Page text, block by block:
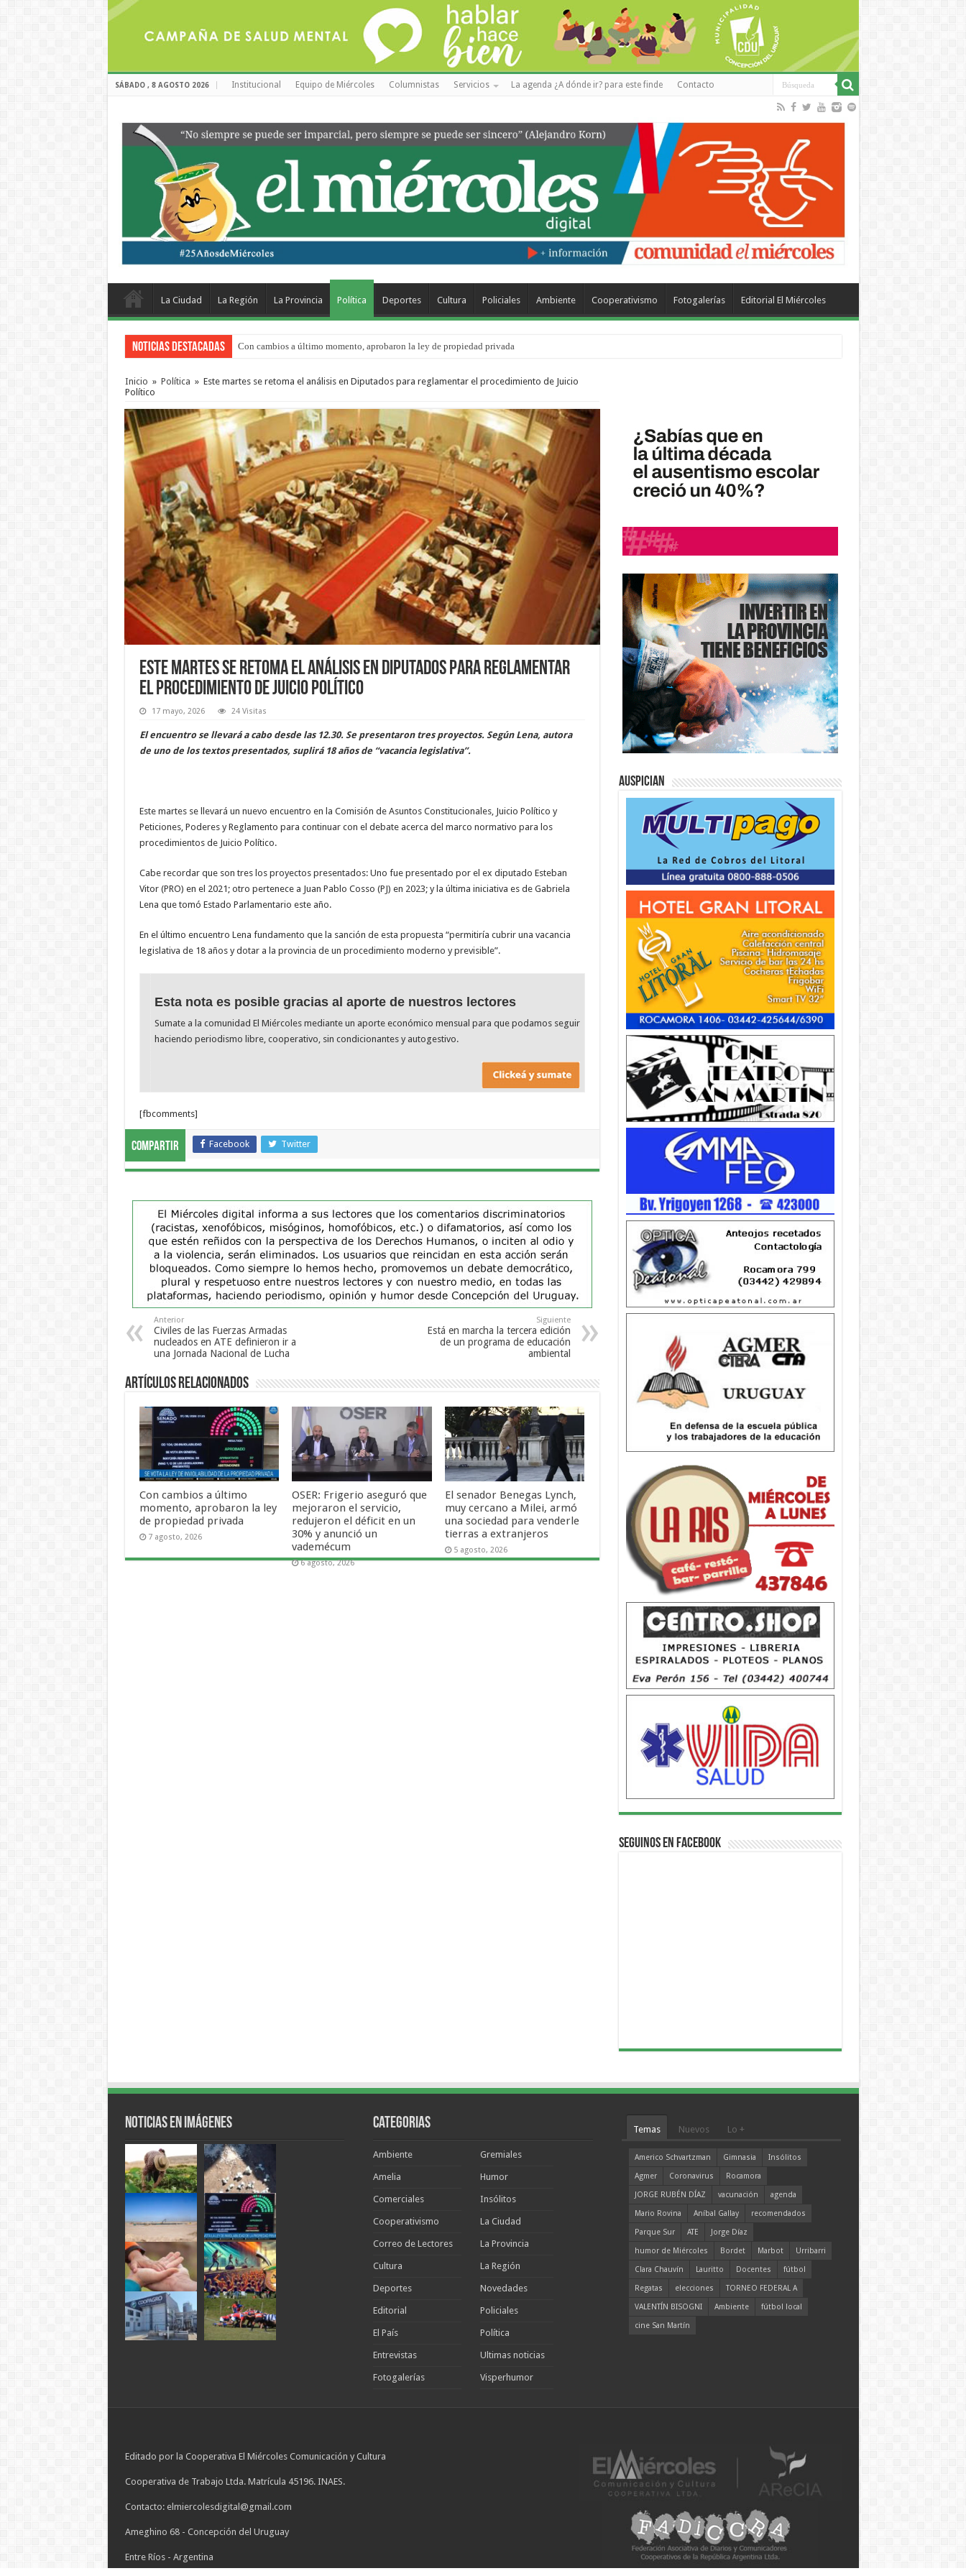
SÁBADO , 8 AGOSTO 2026 Institucional Equipo de Miércoles Columnistas Servicios La agenda ¿A dónde ir? para este finde Contacto
La Ciudad La Región La Provincia Política Deportes Cultura Policiales Ambiente Cooperativismo Fotogalerías Editorial El Miércoles
Noticias Destacadas Con cambios a último momento, aprobaron la ley de propiedad privada
Inicio » Política » Este martes se retoma el análisis en Diputados para reglamentar el procedimiento de Juicio
Político
Este martes se retoma el análisis en Diputados para reglamentar
el procedimiento de Juicio Político
17 mayo, 2026 24 Visitas
El encuentro se llevará a cabo desde las 12.30. Se presentaron tres proyectos. Según Lena, autora
de uno de los textos presentados, suplirá 18 años de “vacancia legislativa”.
Este martes se llevará un nuevo encuentro en la Comisión de Asuntos Constitucionales, Juicio Político y
Peticiones, Poderes y Reglamento para continuar con el debate acerca del marco normativo para los
procedimientos de Juicio Político.
Cabe recordar que son tres los proyectos presentados: Uno fue presentado por el ex diputado Esteban
Vitor (PRO) en el 2021; otro pertenece a Juan Pablo Cosso (PJ) en 2023; y la última iniciativa es de Gabriela
Lena que tomó Estado Parlamentario este año.
En el último encuentro Lena fundamento que la sanción de esta propuesta “permitiría cubrir una vacancia
legislativa de 18 años y dotar a la provincia de un procedimiento moderno y previsible”.
Esta nota es posible gracias al aporte de nuestros lectores
Sumate a la comunidad El Miércoles mediante un aporte económico mensual para que podamos seguir
haciendo periodismo libre, cooperativo, sin condicionantes y autogestivo.
[fbcomments]
Compartir Facebook Twitter
Anterior
Civiles de las Fuerzas Armadas
nucleados en ATE definieron ir a
una Jornada Nacional de Lucha
Siguiente
Está en marcha la tercera edición
de un programa de educación
ambiental
Artículos Relacionados
Con cambios a último
momento, aprobaron la ley
de propiedad privada
7 agosto, 2026
OSER: Frigerio aseguró que
mejoraron el servicio,
redujeron el déficit en un
30% y anunció un
vademécum
6 agosto, 2026
El senador Benegas Lynch,
muy cercano a Milei, armó
una sociedad para venderle
tierras a extranjeros
5 agosto, 2026
Auspician
Seguinos en Facebook
Noticias en Imágenes Categorias
Ambiente
Amelia
Comerciales
Cooperativismo
Correo de Lectores
Cultura
Deportes
Editorial
El País
Entrevistas
Fotogalerías
Gremiales
Humor
Insólitos
La Ciudad
La Provincia
La Región
Novedades
Policiales
Política
Ultimas noticias
Visperhumor
Temas Nuevos Lo +
Americo Schvartzman Gimnasia
Insólitos
Agmer
Coronavirus
Rocamora
JORGE RUBÉN DÍAZ
vacunación
agenda
Mario Rovina
Aníbal Gallay
recomendados
Parque Sur
ATE
Jorge Díaz
humor de Miércoles
Bordet Marbot
Urribarri
Clara Chauvín
Lauritto Docentes
fútbol
Regatas
elecciones
TORNEO FEDERAL A
VALENTÍN BISOGNI
Ambiente
fútbol local
cine San Martín
Editado por la Cooperativa El Miércoles Comunicación y Cultura
Cooperativa de Trabajo Ltda. Matrícula 45196. INAES.
Contacto: elmiercolesdigital@gmail.com
Ameghino 68 - Concepción del Uruguay
Entre Ríos - Argentina